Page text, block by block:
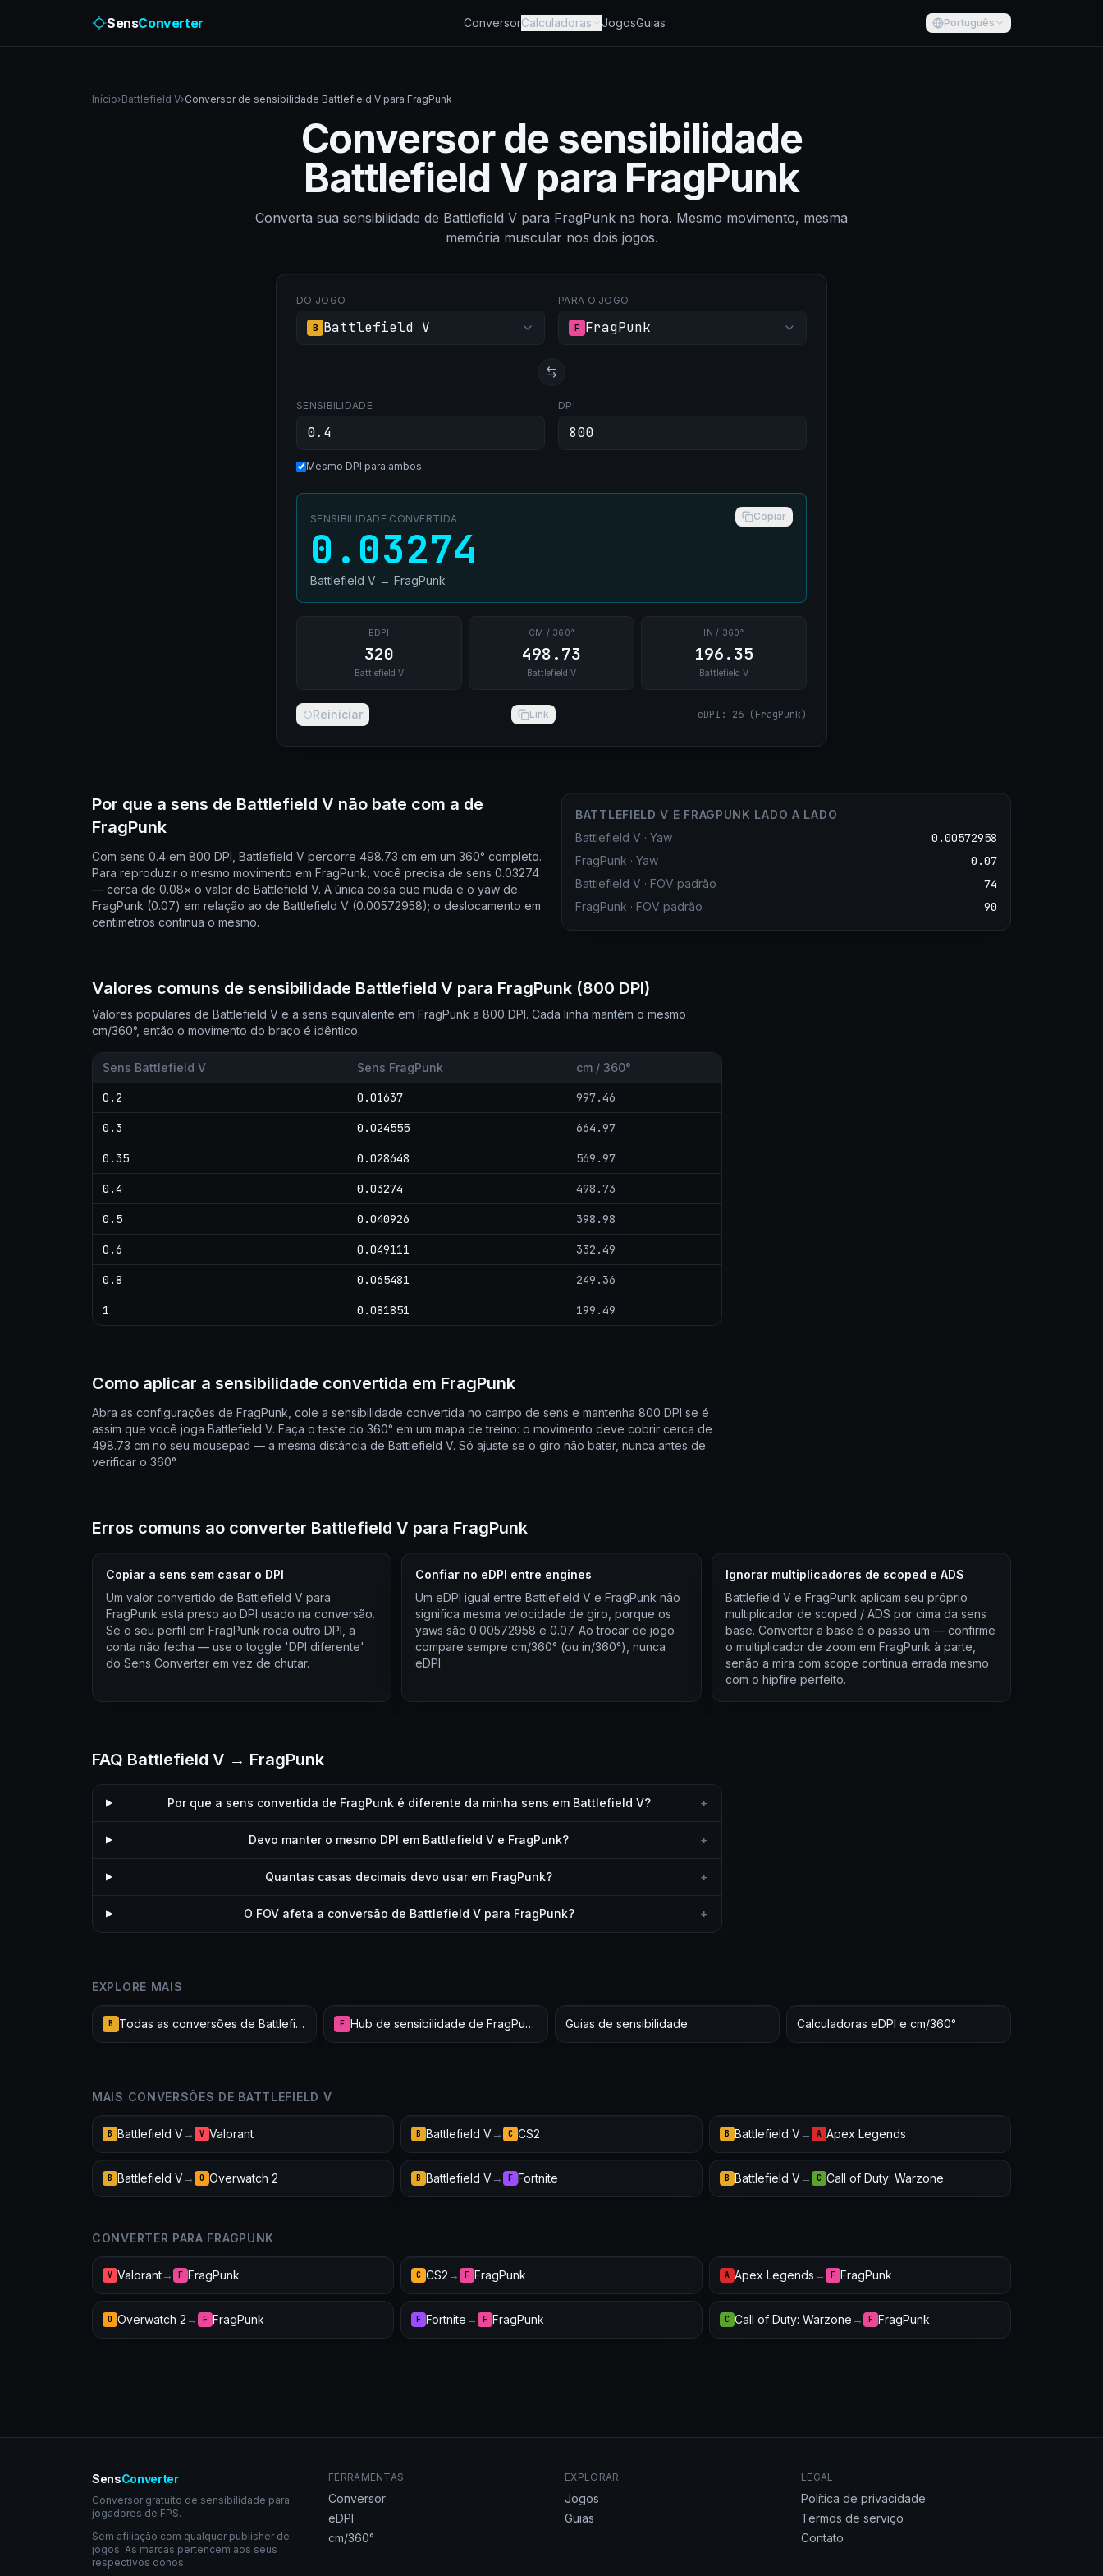
SensConverter ConversorCalculadoras JogosGuias Português
Início›Battlefield V›Conversor de sensibilidade Battlefield V para FragPunk
Conversor de sensibilidade
Battlefield V para FragPunk
Converta sua sensibilidade de Battlefield V para FragPunk na hora. Mesmo movimento, mesma
memória muscular nos dois jogos.
DO JOGO
B Battlefield V
PARA O JOGO
F FragPunk
SENSIBILIDADE DPI
Mesmo DPI para ambos
SENSIBILIDADE CONVERTIDA Copiar
0.03274
Battlefield V → FragPunk
EDPI
320
Battlefield V
CM / 360°
498.73
Battlefield V
IN / 360°
196.35
Battlefield V
Reiniciar Link eDPI : 26 (FragPunk)
Por que a sens de Battlefield V não bate com a de
FragPunk
Com sens 0.4 em 800 DPI, Battlefield V percorre 498.73 cm em um 360° completo.
Para reproduzir o mesmo movimento em FragPunk, você precisa de sens 0.03274
— cerca de 0.08× o valor de Battlefield V. A única coisa que muda é o yaw de
FragPunk (0.07) em relação ao de Battlefield V (0.00572958); o deslocamento em
centímetros continua o mesmo.
BATTLEFIELD V E FRAGPUNK LADO A LADO
Battlefield V · Yaw 0.00572958
FragPunk · Yaw 0.07
Battlefield V · FOV padrão 74
FragPunk · FOV padrão 90
Valores comuns de sensibilidade Battlefield V para FragPunk (800 DPI)
Valores populares de Battlefield V e a sens equivalente em FragPunk a 800 DPI. Cada linha mantém o mesmo
cm/360°, então o movimento do braço é idêntico.
Sens Battlefield V Sens FragPunk cm / 360°
0.2 0.01637 997.46
0.3 0.024555 664.97
0.35 0.028648 569.97
0.4 0.03274 498.73
0.5 0.040926 398.98
0.6 0.049111 332.49
0.8 0.065481 249.36
1 0.081851 199.49
Como aplicar a sensibilidade convertida em FragPunk
Abra as configurações de FragPunk, cole a sensibilidade convertida no campo de sens e mantenha 800 DPI se é
assim que você joga Battlefield V. Faça o teste do 360° em um mapa de treino: o movimento deve cobrir cerca de
498.73 cm no seu mousepad — a mesma distância de Battlefield V. Só ajuste se o giro não bater, nunca antes de
verificar o 360°.
Erros comuns ao converter Battlefield V para FragPunk
Copiar a sens sem casar o DPI
Um valor convertido de Battlefield V para
FragPunk está preso ao DPI usado na conversão.
Se o seu perfil em FragPunk roda outro DPI, a
conta não fecha — use o toggle 'DPI diferente'
do Sens Converter em vez de chutar.
Confiar no eDPI entre engines
Um eDPI igual entre Battlefield V e FragPunk não
significa mesma velocidade de giro, porque os
yaws são 0.00572958 e 0.07. Ao trocar de jogo
compare sempre cm/360° (ou in/360°), nunca
eDPI.
Ignorar multiplicadores de scoped e ADS
Battlefield V e FragPunk aplicam seu próprio
multiplicador de scoped / ADS por cima da sens
base. Converter a base é o passo um — confirme
o multiplicador de zoom em FragPunk à parte,
senão a mira com scope continua errada mesmo
com o hipfire perfeito.
FAQ Battlefield V → FragPunk
Por que a sens convertida de FragPunk é diferente da minha sens em Battlefield V? +
Devo manter o mesmo DPI em Battlefield V e FragPunk? +
Quantas casas decimais devo usar em FragPunk? +
O FOV afeta a conversão de Battlefield V para FragPunk? +
EXPLORE MAIS
B Todas as conversões de Battlefield V F Hub de sensibilidade de FragPunk Guias de sensibilidade Calculadoras eDPI e cm/360°
MAIS CONVERSÕES DE BATTLEFIELD V
B Battlefield V→ V Valorant B Battlefield V→ C CS2 B Battlefield V→ A Apex Legends
B Battlefield V→ O Overwatch 2 B Battlefield V→ F Fortnite B Battlefield V→ C Call of Duty: Warzone
CONVERTER PARA FRAGPUNK
V Valorant→ F FragPunk C CS2 → F FragPunk A Apex Legends → F FragPunk
O Overwatch 2 → F FragPunk F Fortnite → F FragPunk C Call of Duty: Warzone → F FragPunk
SensConverter
Conversor gratuito de sensibilidade para
jogadores de FPS.
Sem afiliação com qualquer publisher de
jogos. As marcas pertencem aos seus
respectivos donos.
FERRAMENTAS
Conversor
eDPI
cm/360°
EXPLORAR
Jogos
Guias
LEGAL
Política de privacidade
Termos de serviço
Contato